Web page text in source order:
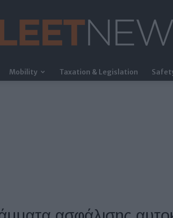
FleetNews
Mobility Taxation & Legislation